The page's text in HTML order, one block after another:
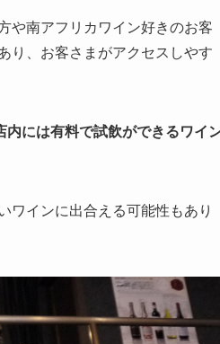
や南アフリカワイン好きのお客
り、お客さまがアクセスしやす
には有料で試飲ができるワイ
ワインに出合える可能性もあり